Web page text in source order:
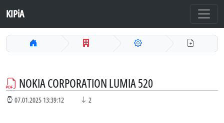
KIPiA
NOKIA CORPORATION LUMIA 520
07.01.2025 13:39:12 2